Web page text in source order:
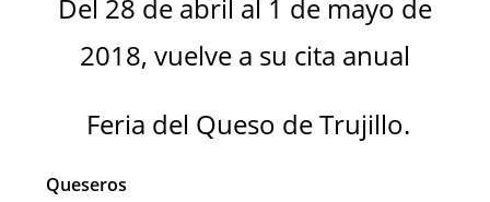
Del 28 de abril al 1 de mayo de
2018, vuelve a su cita anual
Feria del Queso de Trujillo.
Queseros